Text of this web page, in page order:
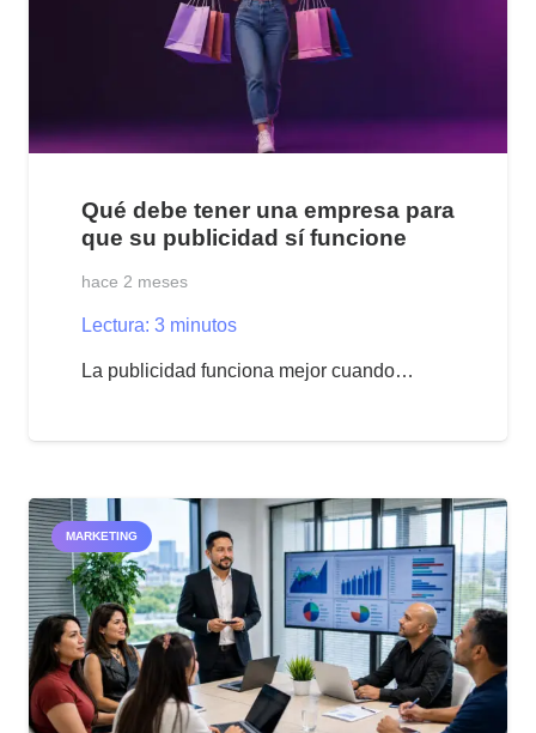
Qué debe tener una empresa para
que su publicidad sí funcione
hace 2 meses
Lectura: 3 minutos
La publicidad funciona mejor cuando…
MARKETING